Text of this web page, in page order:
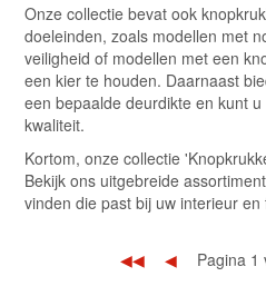
Onze collectie bevat ook
doeleinden, zoals modellen met
veiligheid of modellen met een
een kier te houden. Daarnaast
een bepaalde deurdikte en kunt
kwaliteit.
Kortom, onze collectie
Bekijk ons uitgebreide
vinden die past bij uw interieur
◀◀ ◀ Pagina 1